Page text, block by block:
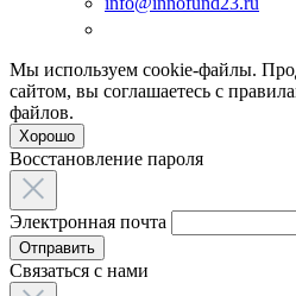
Мы используем cookie-файлы.
сайтом, вы соглашаетесь с правилами
файлов.
Хорошо
Восстановление пароля
Электронная почта
Отправить
Связаться с нами